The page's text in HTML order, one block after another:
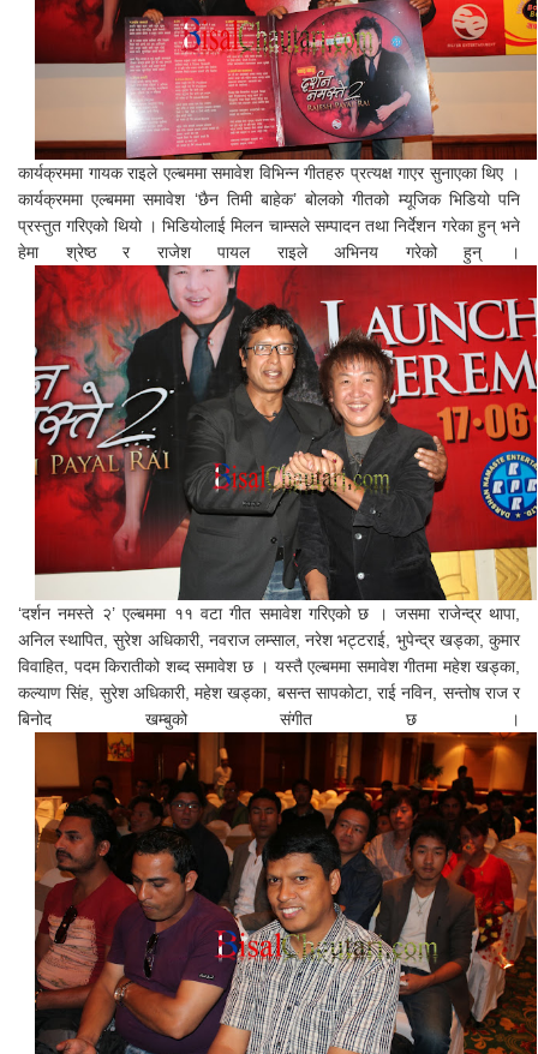
कार्यक्रममा गायक राइले एल्बममा समावेश विभिन्न गीतहरु प्रत्यक्ष गाएर सुनाएका थिए ।
कार्यक्रममा एल्बममा समावेश ‘छैन तिमी बाहेक’ बोलको गीतको म्यूजिक भिडियो पनि
प्रस्तुत गरिएको थियो । भिडियोलाई मिलन चाम्सले सम्पादन तथा निर्देशन गरेका हुन् भने
हेमा श्रेष्ठ र राजेश पायल राइले अभिनय गरेको हुन् ।
‘दर्शन नमस्ते २’ एल्बममा ११ वटा गीत समावेश गरिएको छ । जसमा राजेन्द्र थापा,
अनिल स्थापित, सुरेश अधिकारी, नवराज लम्साल, नरेश भट्टराई, भुपेन्द्र खड्का, कुमार
विवाहित, पदम किरातीको शब्द समावेश छ । यस्तै एल्बममा समावेश गीतमा महेश खड्का,
कल्याण सिंह, सुरेश अधिकारी, महेश खड्का, बसन्त सापकोटा, राई नविन, सन्तोष राज र
बिनोद खम्बुको संगीत छ ।